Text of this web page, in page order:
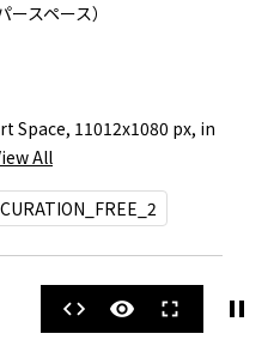
スペース）
Space, 11012x1080 px, in
All
CURATION_FREE_2
code visibility fullscreen pause